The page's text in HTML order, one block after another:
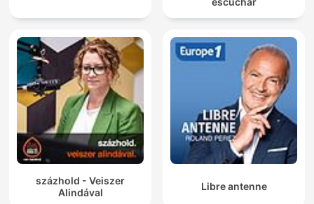
#słuchowiska
#dladzieci
#rodzina
százhold - Veiszer
Alindával
Libre antenne